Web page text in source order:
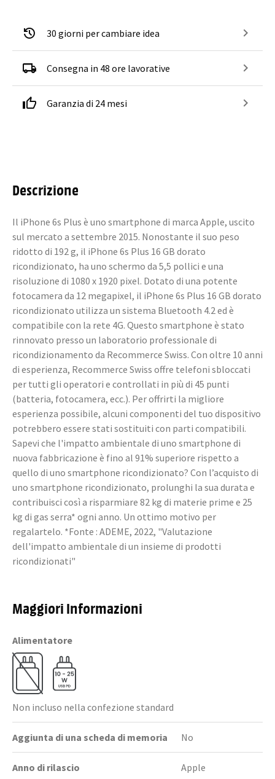
30 giorni per cambiare idea
Consegna in 48 ore lavorative
Garanzia di 24 mesi
Descrizione
Il iPhone 6s Plus è uno smartphone di marca Apple, uscito
sul mercato a settembre 2015. Nonostante il suo peso
ridotto di 192 g, il iPhone 6s Plus 16 GB dorato
ricondizionato, ha uno schermo da 5,5 pollici e una
risoluzione di 1080 x 1920 pixel. Dotato di una potente
fotocamera da 12 megapixel, il iPhone 6s Plus 16 GB dorato
ricondizionato utilizza un sistema Bluetooth 4.2 ed è
compatibile con la rete 4G. Questo smartphone è stato
rinnovato presso un laboratorio professionale di
ricondizionamento da Recommerce Swiss. Con oltre 10 anni
di esperienza, Recommerce Swiss offre telefoni sbloccati
per tutti gli operatori e controllati in più di 45 punti
(batteria, fotocamera, ecc.). Per offrirti la migliore
esperienza possibile, alcuni componenti del tuo dispositivo
potrebbero essere stati sostituiti con parti compatibili.
Sapevi che l'impatto ambientale di uno smartphone di
nuova fabbricazione è fino al 91% superiore rispetto a
quello di uno smartphone ricondizionato? Con l’acquisto di
uno smartphone ricondizionato, prolunghi la sua durata e
contribuisci così a risparmiare 82 kg di materie prime e 25
kg di gas serra* ogni anno. Un ottimo motivo per
regalartelo. *Fonte : ADEME, 2022, "Valutazione
dell'impatto ambientale di un insieme di prodotti
ricondizionati"
Maggiori Informazioni
Alimentatore
Non incluso nella confezione standard
Aggiunta di una scheda di memoria No
Anno di rilascio Apple